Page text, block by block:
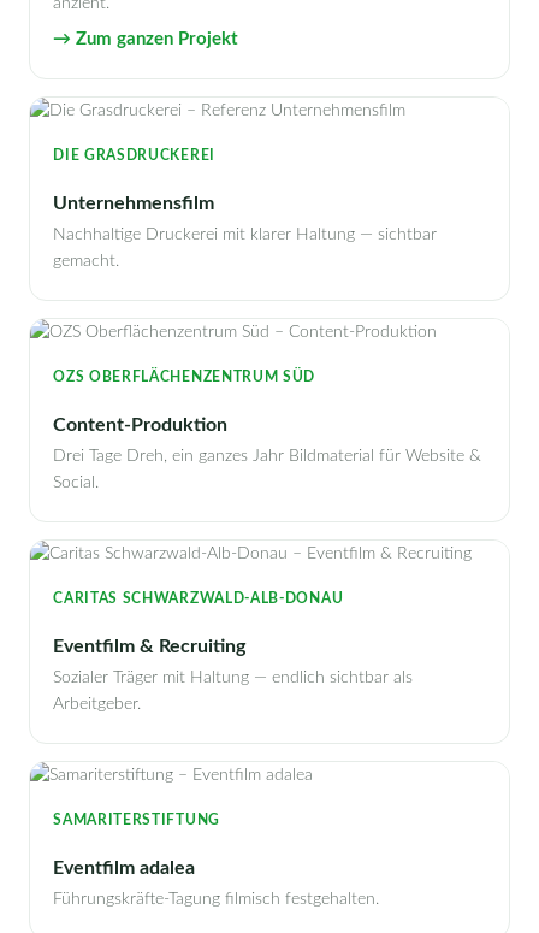
→ Zum ganzen Projekt
DIE GRASDRUCKEREI
Unternehmensfilm
Nachhaltige Druckerei mit klarer Haltung — sichtbar
gemacht.
OZS OBERFLÄCHENZENTRUM SÜD
Content-Produktion
Drei Tage Dreh, ein ganzes Jahr Bildmaterial für Website &
Social.
CARITAS SCHWARZWALD-ALB-DONAU
Eventfilm & Recruiting
Sozialer Träger mit Haltung — endlich sichtbar als
Arbeitgeber.
SAMARITERSTIFTUNG
Eventfilm adalea
Führungskräfte-Tagung filmisch festgehalten.